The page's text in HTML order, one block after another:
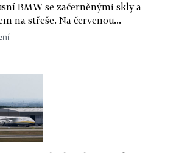
BMW se začerněnými skly a
na střeše. Na červenou...